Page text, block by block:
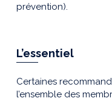
prévention).
L’essentiel
Certaines
l’ensemble des